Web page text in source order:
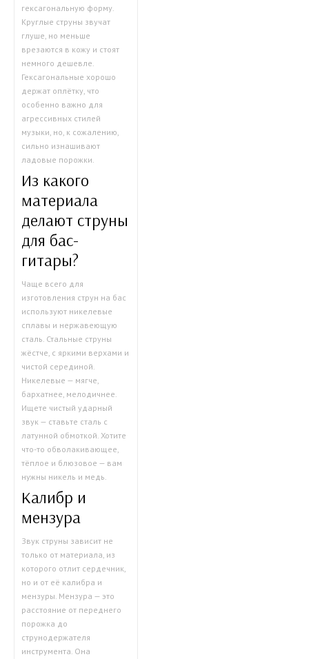
гексагональную форму.
Круглые струны звучат
глуше, но меньше
врезаются в кожу и стоят
немного дешевле.
Гексагональные хорошо
держат оплётку, что
особенно важно для
агрессивных стилей
музыки, но, к сожалению,
сильно изнашивают
ладовые порожки.
Из какого
материала
делают струны
для бас-
гитары?
Чаще всего для
изготовления струн на бас
используют никелевые
сплавы и нержавеющую
сталь. Стальные струны
жёстче, с яркими верхами и
чистой серединой.
Никелевые — мягче,
бархатнее, мелодичнее.
Ищете чистый ударный
звук — ставьте сталь с
латунной обмоткой. Хотите
что-то обволакивающее,
тёплое и блюзовое — вам
нужны никель и медь.
Калибр и
мензура
Звук струны зависит не
только от материала, из
которого отлит сердечник,
но и от её калибра и
мензуры. Мензура — это
расстояние от переднего
порожка до
струнодержателя
инструмента. Она